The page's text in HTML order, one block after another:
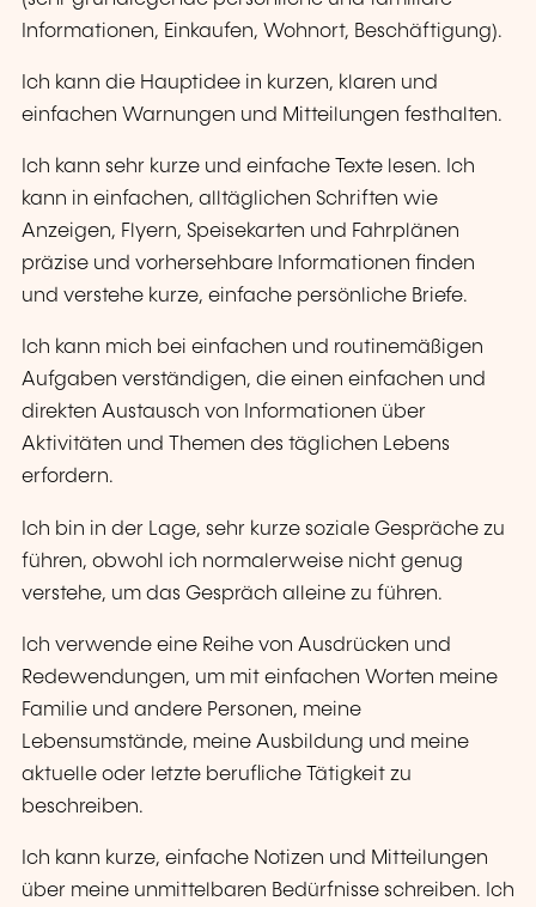
Informationen, Einkaufen, Wohnort, Beschäftigung).
Ich kann die Hauptidee in kurzen, klaren und
einfachen Warnungen und Mitteilungen festhalten.
Ich kann sehr kurze und einfache Texte lesen. Ich
kann in einfachen, alltäglichen Schriften wie
Anzeigen, Flyern, Speisekarten und Fahrplänen
präzise und vorhersehbare Informationen finden
und verstehe kurze, einfache persönliche Briefe.
Ich kann mich bei einfachen und routinemäßigen
Aufgaben verständigen, die einen einfachen und
direkten Austausch von Informationen über
Aktivitäten und Themen des täglichen Lebens
erfordern.
Ich bin in der Lage, sehr kurze soziale Gespräche zu
führen, obwohl ich normalerweise nicht genug
verstehe, um das Gespräch alleine zu führen.
Ich verwende eine Reihe von Ausdrücken und
Redewendungen, um mit einfachen Worten meine
Familie und andere Personen, meine
Lebensumstände, meine Ausbildung und meine
aktuelle oder letzte berufliche Tätigkeit zu
beschreiben.
Ich kann kurze, einfache Notizen und Mitteilungen
über meine unmittelbaren Bedürfnisse schreiben. Ich